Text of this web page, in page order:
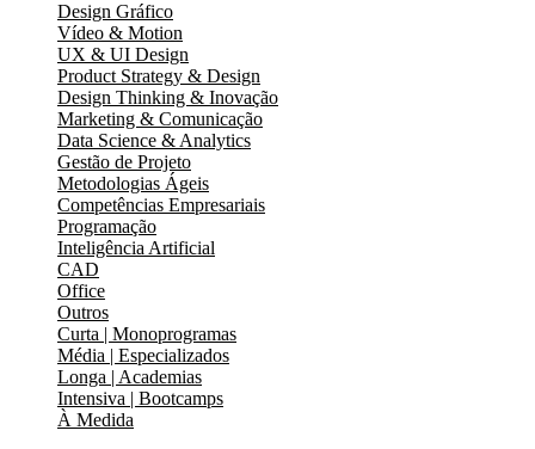
Design Gráfico
Vídeo & Motion
UX & UI Design
Product Strategy & Design
Design Thinking & Inovação
Marketing & Comunicação
Data Science & Analytics
Gestão de Projeto
Metodologias Ágeis
Competências Empresariais
Programação
Inteligência Artificial
CAD
Office
Outros
Curta | Monoprogramas
Média | Especializados
Longa | Academias
Intensiva | Bootcamps
À Medida